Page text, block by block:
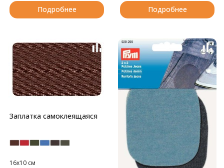
Подробнее Подробнее
Заплатка самоклеящаяся
16х10 см